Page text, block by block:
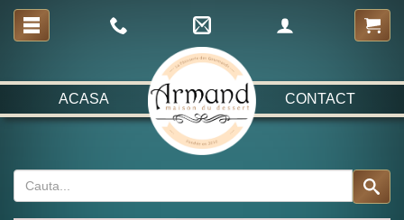
ACASA CONTACT